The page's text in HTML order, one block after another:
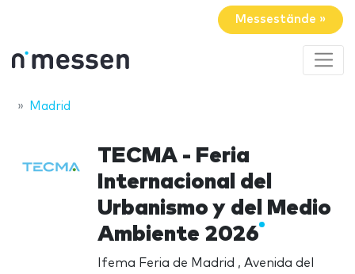
Messestände »
Madrid
TECMA - Feria
Internacional del
Urbanismo y del Medio
Ambiente 2026
Ifema Feria de Madrid , Avenida del